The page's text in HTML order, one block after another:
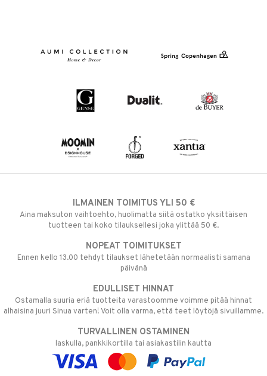
ILMAINEN TOIMITUS YLI 50 €
Aina maksuton vaihtoehto, huolimatta siitä ostatko yksittäisen
tuotteen tai koko tilauksellesi joka ylittää 50 €.
NOPEAT TOIMITUKSET
Ennen kello 13.00 tehdyt tilaukset lähetetään normaalisti samana
päivänä
EDULLISET HINNAT
Ostamalla suuria eriä tuotteita varastoomme voimme pitää hinnat
alhaisina juuri Sinua varten! Voit olla varma, että teet löytöjä sivuillamme.
TURVALLINEN OSTAMINEN
laskulla, pankkikortilla tai asiakastilin kautta